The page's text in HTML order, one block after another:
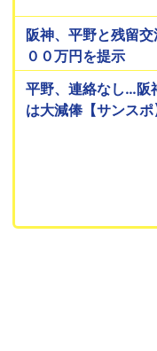
阪神、平野と残留
００万円を提示
平野、連絡なし…阪
は大減俸【サンスポ